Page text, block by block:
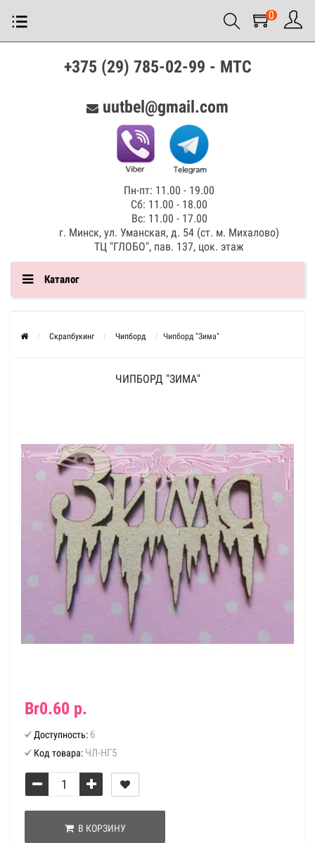
0
+375 (29) 785-02-99 - МТС
uutbel@gmail.com
Пн-пт: 11.00 - 19.00
Сб: 11.00 - 18.00
Вс: 11.00 - 17.00
г. Минск, ул. Уманская, д. 54 (ст. м. Михалово)
ТЦ "ГЛОБО", пав. 137, цок. этаж
Каталог
Скрапбукинг Чипборд Чипборд "Зима"
ЧИПБОРД "ЗИМА"
Br0.60 р.
Доступность: 6
Код товара: ЧЛ-НГ5
В КОРЗИНУ